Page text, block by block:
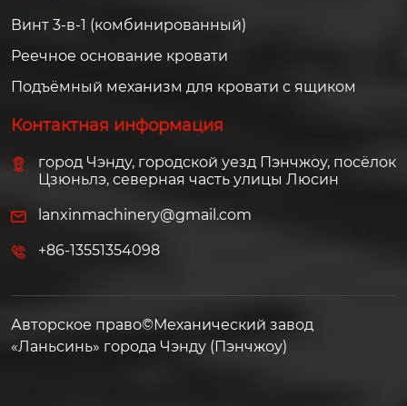
Винт 3-в-1 (комбинированный)
Реечное основание кровати
Подъёмный механизм для кровати с ящиком
Контактная информация
город Чэнду, городской уезд Пэнчжоу, посёлок
Цзюньлэ, северная часть улицы Люсин
lanxinmachinery@gmail.com
+86-13551354098
Авторское право©Механический завод
«Ланьсинь» города Чэнду (Пэнчжоу)